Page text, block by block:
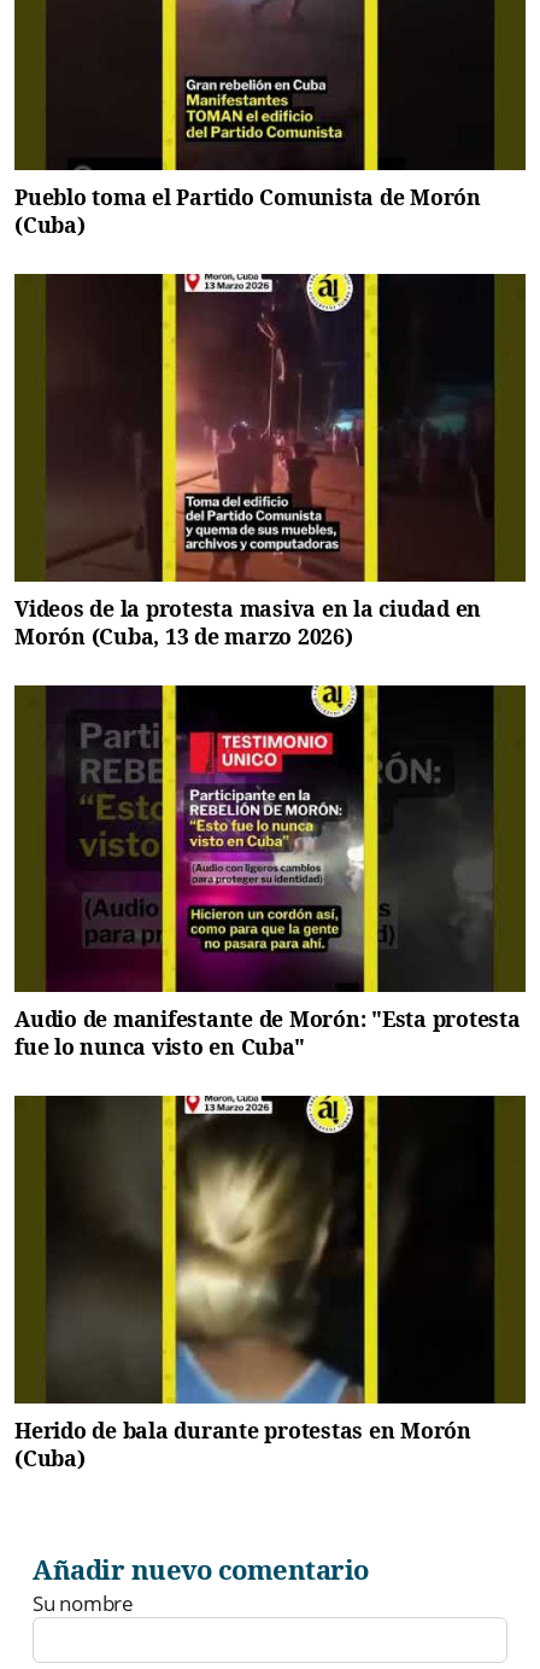
Pueblo toma el Partido Comunista de Morón
(Cuba)
Videos de la protesta masiva en la ciudad en
Morón (Cuba, 13 de marzo 2026)
Audio de manifestante de Morón: "Esta protesta
fue lo nunca visto en Cuba"
Herido de bala durante protestas en Morón
(Cuba)
Añadir nuevo comentario
Su nombre